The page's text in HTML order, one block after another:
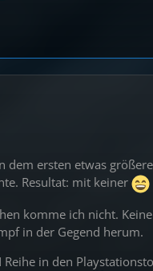
ersten etwas
Resultat: mit keiner
komme ich nicht.
in der Gegend herum.
in den